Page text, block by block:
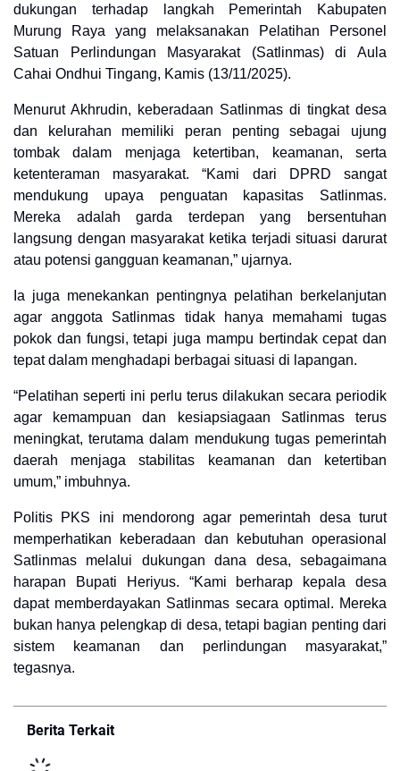
dukungan terhadap langkah Pemerintah Kabupaten
Murung Raya yang melaksanakan Pelatihan Personel
Satuan Perlindungan Masyarakat (Satlinmas) di Aula
Cahai Ondhui Tingang, Kamis (13/11/2025).
Menurut Akhrudin, keberadaan Satlinmas di tingkat desa
dan kelurahan memiliki peran penting sebagai ujung
tombak dalam menjaga ketertiban, keamanan, serta
ketenteraman masyarakat. “Kami dari DPRD sangat
mendukung upaya penguatan kapasitas Satlinmas.
Mereka adalah garda terdepan yang bersentuhan
langsung dengan masyarakat ketika terjadi situasi darurat
atau potensi gangguan keamanan,” ujarnya.
Ia juga menekankan pentingnya pelatihan berkelanjutan
agar anggota Satlinmas tidak hanya memahami tugas
pokok dan fungsi, tetapi juga mampu bertindak cepat dan
tepat dalam menghadapi berbagai situasi di lapangan.
“Pelatihan seperti ini perlu terus dilakukan secara periodik
agar kemampuan dan kesiapsiagaan Satlinmas terus
meningkat, terutama dalam mendukung tugas pemerintah
daerah menjaga stabilitas keamanan dan ketertiban
umum,” imbuhnya.
Politis PKS ini mendorong agar pemerintah desa turut
memperhatikan keberadaan dan kebutuhan operasional
Satlinmas melalui dukungan dana desa, sebagaimana
harapan Bupati Heriyus. “Kami berharap kepala desa
dapat memberdayakan Satlinmas secara optimal. Mereka
bukan hanya pelengkap di desa, tetapi bagian penting dari
sistem keamanan dan perlindungan masyarakat,”
tegasnya.
Berita Terkait